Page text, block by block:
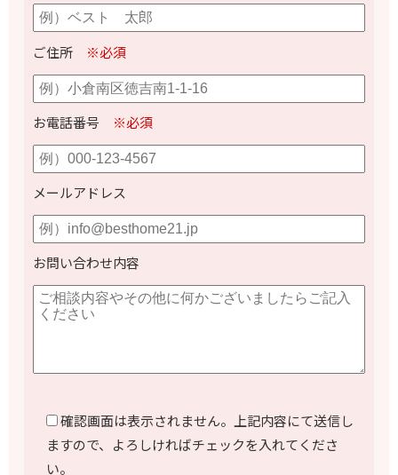
ご住所 ※必須
お電話番号 ※必須
メールアドレス
お問い合わせ内容
確認画面は表示されません。上記内容にて送信し
ますので、よろしければチェックを入れてくださ
い。